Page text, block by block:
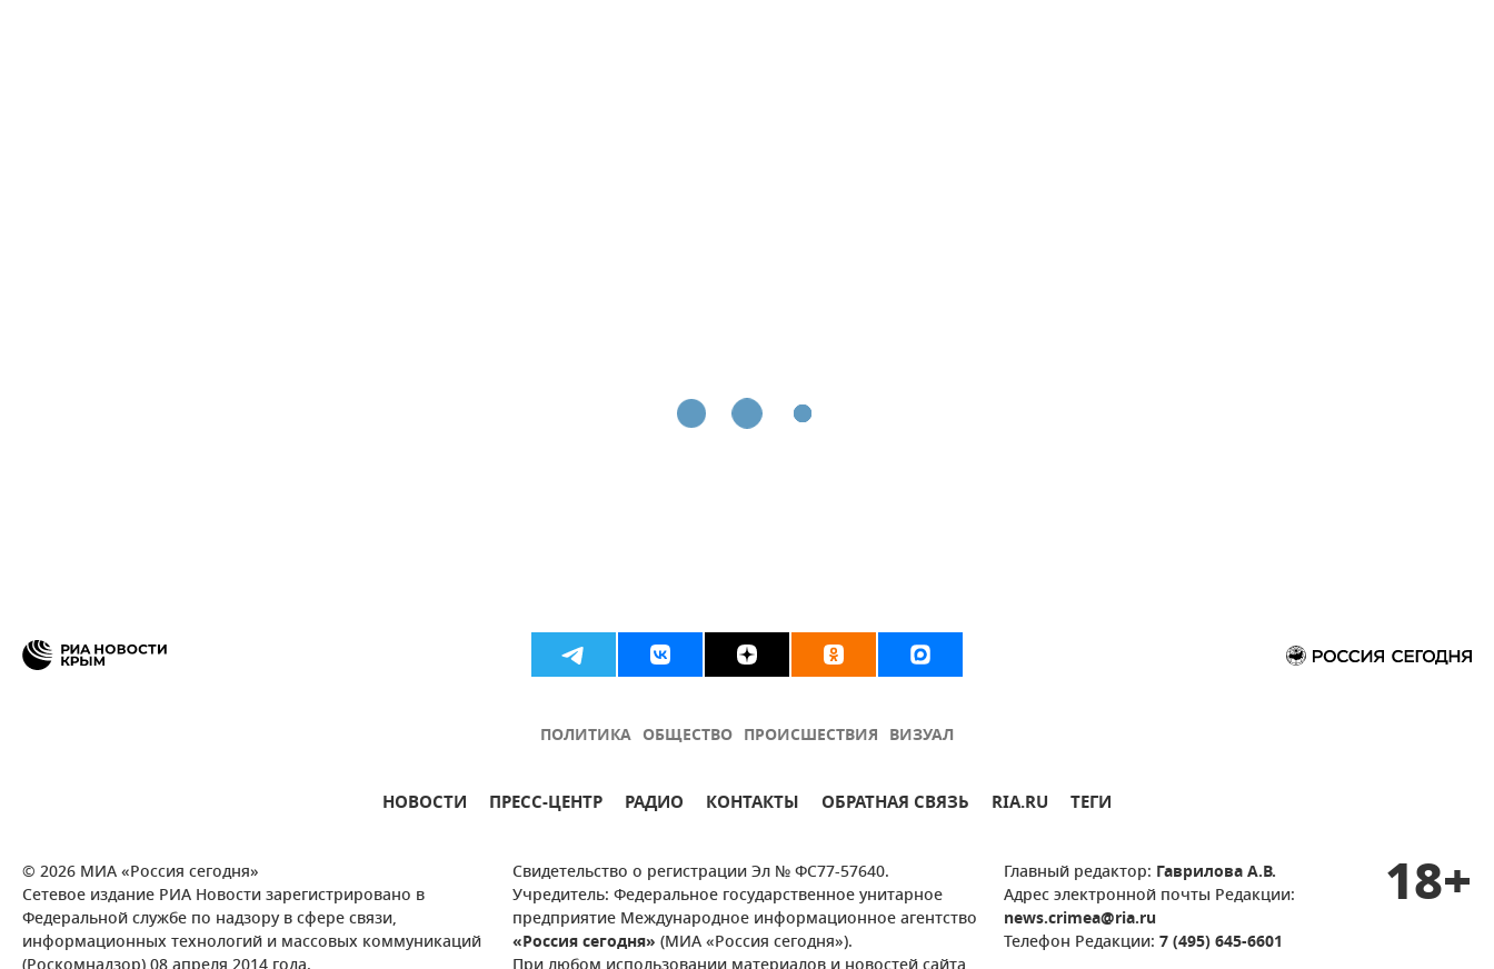
ПОЛИТИКА ОБЩЕСТВО ПРОИСШЕСТВИЯ ВИЗУАЛ
НОВОСТИ ПРЕСС-ЦЕНТР РАДИО КОНТАКТЫ ОБРАТНАЯ СВЯЗЬ RIA.RU ТЕГИ
© 2026 МИА «Россия сегодня»
Сетевое издание РИА Новости зарегистрировано в
Федеральной службе по надзору в сфере связи,
информационных технологий и массовых коммуникаций
Свидетельство о регистрации Эл № ФС77-57640.
Учредитель: Федеральное государственное унитарное
предприятие Международное информационное агентство
«Россия сегодня» (МИА «Россия сегодня»).
Главный редактор: Гаврилова А.В.
Адрес электронной почты Редакции:
news.crimea@ria.ru
Телефон Редакции: 7 (495) 645-6601
18+